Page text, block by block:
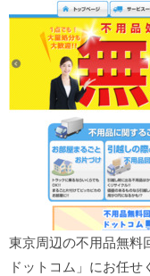
東京周辺の不用品無料
ドットコム」にお任